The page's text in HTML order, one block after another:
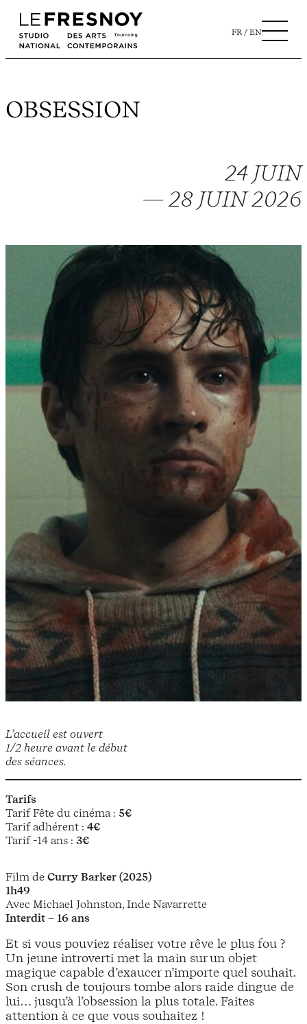
FR EN
OBSESSION
24 JUIN
— 28 JUIN 2026
L’accueil est ouvert
1/2 heure avant le début
des séances.
Tarifs
Tarif Fête du cinéma : 5€
Tarif adhérent : 4€
Tarif -14 ans : 3€
Film de Curry Barker (2025)
1h49
Avec Michael Johnston, Inde Navarrette
Interdit – 16 ans
Et si vous pouviez réaliser votre rêve le plus fou ?
Un jeune introverti met la main sur un objet
magique capable d’exaucer n’importe quel souhait.
Son crush de toujours tombe alors raide dingue de
lui… jusqu’à l’obsession la plus totale. Faites
attention à ce que vous souhaitez !